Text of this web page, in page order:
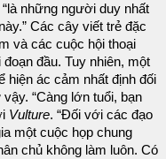
những người duy nhất
Các cây viết trẻ đặc
và các cuộc hội thoại
đầu. Tuy nhiên, một
hiện ác cảm nhất định đối
“Càng lớn tuổi, bạn
Vulture. “Đối với các đạo
một cuộc họp chung
chủ không làm luôn. Có